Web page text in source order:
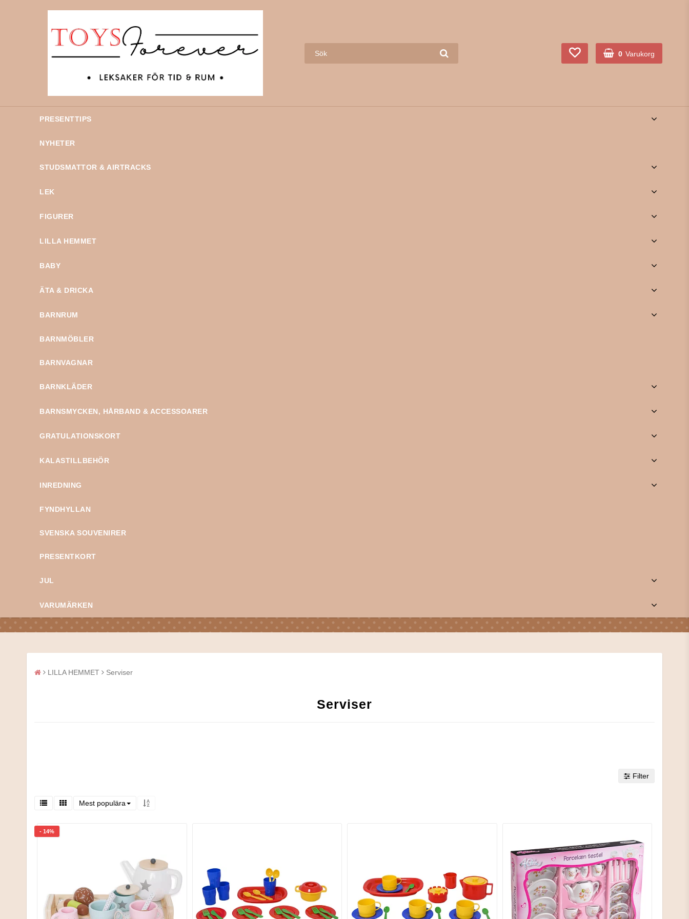
0 Varukorg
PRESENTTIPS
NYHETER
STUDSMATTOR & AIRTRACKS
LEK
FIGURER
LILLA HEMMET
BABY
ÄTA & DRICKA
BARNRUM
BARNMÖBLER
BARNVAGNAR
BARNKLÄDER
BARNSMYCKEN, HÅRBAND & ACCESSOARER
GRATULATIONSKORT
KALASTILLBEHÖR
INREDNING
FYNDHYLLAN
SVENSKA SOUVENIRER
PRESENTKORT
JUL
VARUMÄRKEN
LILLA HEMMET Serviser
Serviser
Filter
Mest populära
- 14%